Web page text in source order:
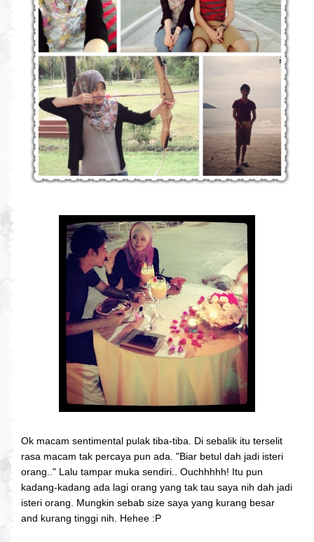
Ok macam sentimental pulak tiba-tiba. Di sebalik itu terselit
rasa macam tak percaya pun ada. "Biar betul dah jadi isteri
orang.." Lalu tampar muka sendiri.. Ouchhhhh! Itu pun
kadang-kadang ada lagi orang yang tak tau saya nih dah jadi
isteri orang. Mungkin sebab size saya yang kurang besar
and kurang tinggi nih. Hehee :P